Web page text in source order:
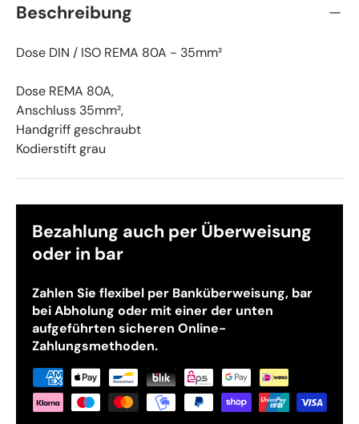
Beschreibung
Dose DIN / ISO REMA 80A - 35mm²
Dose REMA 80A,
Anschluss 35mm²,
Handgriff geschraubt
Kodierstift grau
Bezahlung auch per Überweisung
oder in bar
Zahlen Sie flexibel per Banküberweisung, bar
bei Abholung oder mit einer der unten
aufgeführten sicheren Online-
Zahlungsmethoden.